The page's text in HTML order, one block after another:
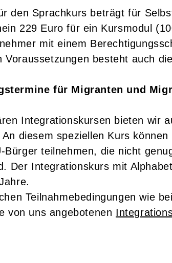
den Sprachkurs beträgt für
229 Euro für ein Kursmodul
mit einem
Voraussetzungen besteht auch
für Migranten und
Integrationskursen bieten wir
diesem speziellen Kurs
Bürger teilnehmen, die nicht
Der Integrationskurs mit
Teilnahmebedingungen wie
von uns angebotenen